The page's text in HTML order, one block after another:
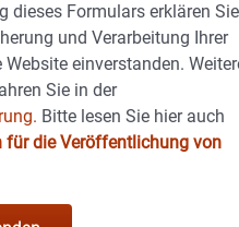
dieses Formulars erklären Sie
und Verarbeitung Ihrer
einverstanden.
Sie in der
Bitte lesen Sie hier auch
für die Veröffentlichung von